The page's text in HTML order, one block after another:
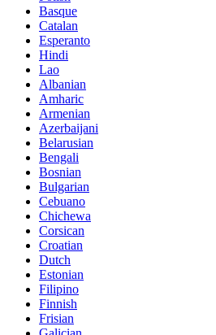
Basque
Catalan
Esperanto
Hindi
Lao
Albanian
Amharic
Armenian
Azerbaijani
Belarusian
Bengali
Bosnian
Bulgarian
Cebuano
Chichewa
Corsican
Croatian
Dutch
Estonian
Filipino
Finnish
Frisian